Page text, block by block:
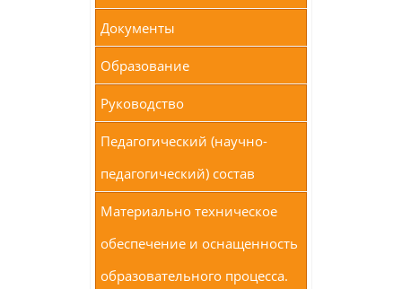
Документы
Образование
Руководство
Педагогический (научно-
педагогический) состав
Материально техническое
обеспечение и оснащенность
образовательного процесса.